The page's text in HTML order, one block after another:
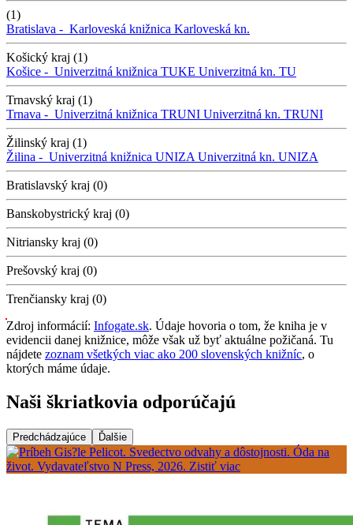
(1)
Bratislava - Karloveská knižnica Karloveská kn.
Košický kraj (1)
Košice - Univerzitná knižnica TUKE Univerzitná kn. TU
Trnavský kraj (1)
Trnava - Univerzitná knižnica TRUNI Univerzitná kn. TRUNI
Žilinský kraj (1)
Žilina - Univerzitná knižnica UNIZA Univerzitná kn. UNIZA
Bratislavský kraj (0)
Banskobystrický kraj (0)
Nitriansky kraj (0)
Prešovský kraj (0)
Trenčiansky kraj (0)
Zdroj informácií: Infogate.sk. Údaje hovoria o tom, že kniha je v
evidencii danej knižnice, môže však už byť aktuálne požičaná. Tu
nájdete zoznam všetkých viac ako 200 slovenských knižníc, o
ktorých máme údaje.
Naši škriatkovia odporúčajú
Predchádzajúce Ďalšie